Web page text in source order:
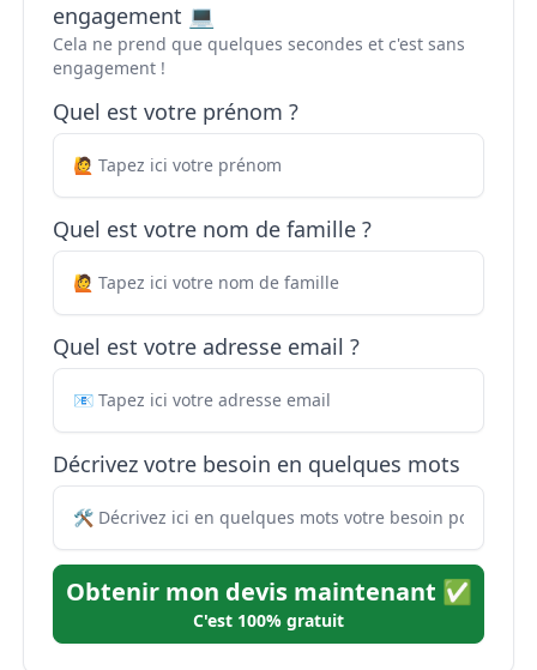
engagement 💻
Cela ne prend que quelques secondes et c'est sans
engagement !
Quel est votre prénom ?
Quel est votre nom de famille ?
Quel est votre adresse email ?
Décrivez votre besoin en quelques mots
Obtenir mon devis maintenant ✅
C'est 100% gratuit